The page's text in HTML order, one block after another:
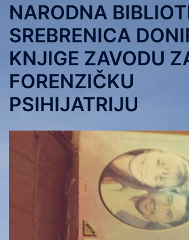
NARODNA
SREBRENICA
KNJIGE ZAVODU
FORENZIČKU
PSIHIJATRIJU